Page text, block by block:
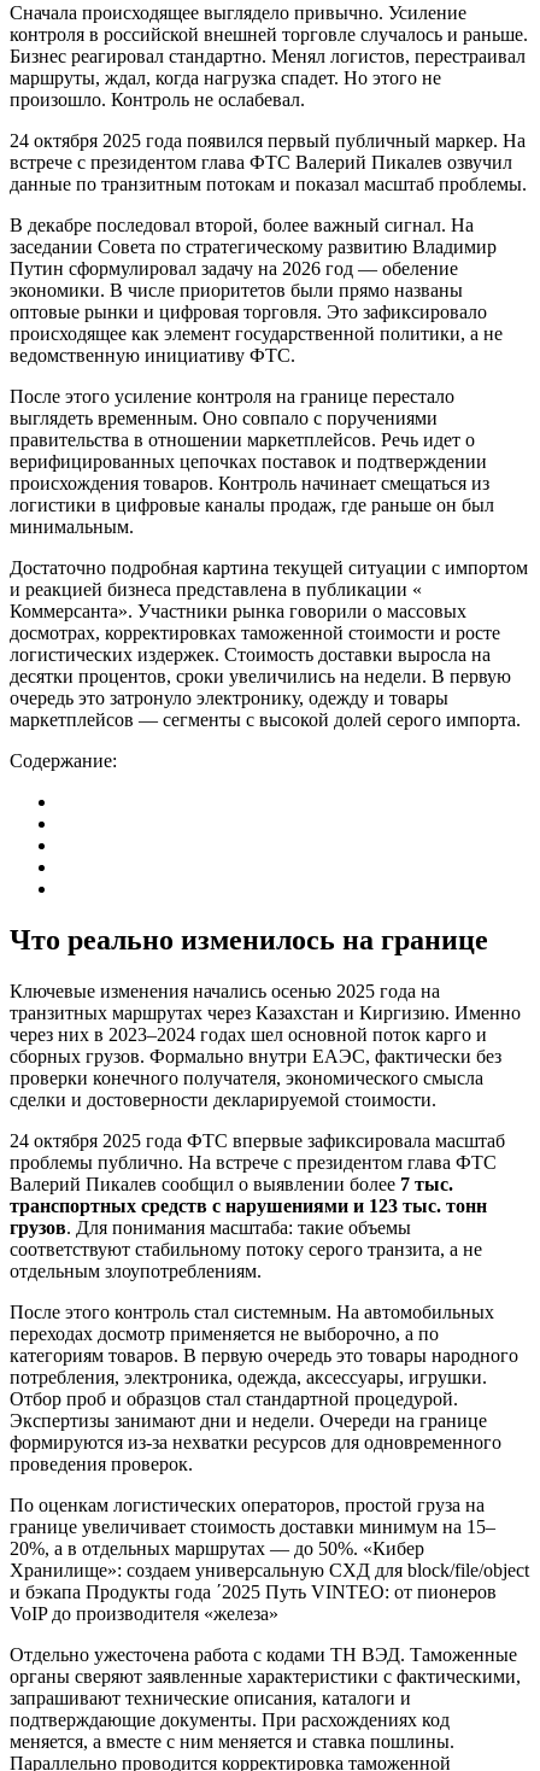
Сначала происходящее выглядело привычно. Усиление
контроля в российской внешней торговле случалось и раньше.
Бизнес реагировал стандартно. Менял логистов, перестраивал
маршруты, ждал, когда нагрузка спадет. Но этого не
произошло. Контроль не ослабевал.
24 октября 2025 года появился первый публичный маркер. На
встрече с президентом глава ФТС Валерий Пикалев озвучил
данные по транзитным потокам и показал масштаб проблемы.
В декабре последовал второй, более важный сигнал. На
заседании Совета по стратегическому развитию Владимир
Путин сформулировал задачу на 2026 год — обеление
экономики. В числе приоритетов были прямо названы
оптовые рынки и цифровая торговля. Это зафиксировало
происходящее как элемент государственной политики, а не
ведомственную инициативу ФТС.
После этого усиление контроля на границе перестало
выглядеть временным. Оно совпало с поручениями
правительства в отношении маркетплейсов. Речь идет о
верифицированных цепочках поставок и подтверждении
происхождения товаров. Контроль начинает смещаться из
логистики в цифровые каналы продаж, где раньше он был
минимальным.
Достаточно подробная картина текущей ситуации с импортом
и реакцией бизнеса представлена в публикации «
Коммерсанта». Участники рынка говорили о массовых
досмотрах, корректировках таможенной стоимости и росте
логистических издержек. Стоимость доставки выросла на
десятки процентов, сроки увеличились на недели. В первую
очередь это затронуло электронику, одежду и товары
маркетплейсов — сегменты с высокой долей серого импорта.
Содержание:
Что реально изменилось на границе
Ключевые изменения начались осенью 2025 года на
транзитных маршрутах через Казахстан и Киргизию. Именно
через них в 2023–2024 годах шел основной поток карго и
сборных грузов. Формально внутри ЕАЭС, фактически без
проверки конечного получателя, экономического смысла
сделки и достоверности декларируемой стоимости.
24 октября 2025 года ФТС впервые зафиксировала масштаб
проблемы публично. На встрече с президентом глава ФТС
Валерий Пикалев сообщил о выявлении более 7 тыс.
транспортных средств с нарушениями и 123 тыс. тонн
грузов. Для понимания масштаба: такие объемы
соответствуют стабильному потоку серого транзита, а не
отдельным злоупотреблениям.
После этого контроль стал системным. На автомобильных
переходах досмотр применяется не выборочно, а по
категориям товаров. В первую очередь это товары народного
потребления, электроника, одежда, аксессуары, игрушки.
Отбор проб и образцов стал стандартной процедурой.
Экспертизы занимают дни и недели. Очереди на границе
формируются из-за нехватки ресурсов для одновременного
проведения проверок.
По оценкам логистических операторов, простой груза на
границе увеличивает стоимость доставки минимум на 15–
20%, а в отдельных маршрутах — до 50%. «Кибер
Хранилище»: создаем универсальную СХД для block/file/object
и бэкапа Продукты года ΄2025 Путь VINTEO: от пионеров
VoIP до производителя «железа»
Отдельно ужесточена работа с кодами ТН ВЭД. Таможенные
органы сверяют заявленные характеристики с фактическими,
запрашивают технические описания, каталоги и
подтверждающие документы. При расхождениях код
меняется, а вместе с ним меняется и ставка пошлины.
Параллельно проводится корректировка таможенной